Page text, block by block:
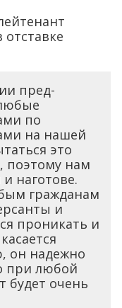
пред-
по
на нашей
это
поэтому нам
наготове.
гражданам
и
проникать и
он надежно
при любой
будет очень